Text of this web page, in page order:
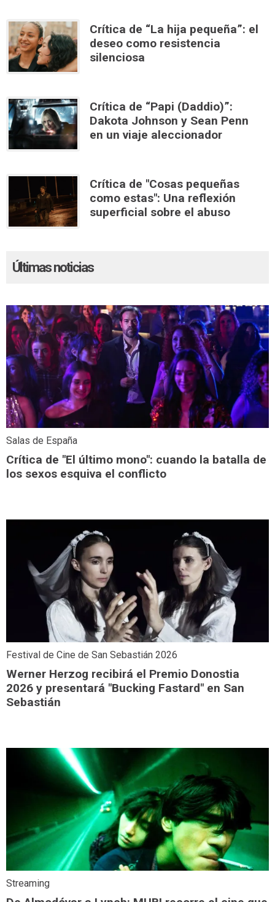
Crítica de “La hija pequeña”: el
deseo como resistencia
silenciosa
Crítica de “Papi (Daddio)”:
Dakota Johnson y Sean Penn
en un viaje aleccionador
Crítica de "Cosas pequeñas
como estas": Una reflexión
superficial sobre el abuso
Últimas noticias
Salas de España
Crítica de "El último mono": cuando la batalla de
los sexos esquiva el conflicto
Festival de Cine de San Sebastián 2026
Werner Herzog recibirá el Premio Donostia
2026 y presentará "Bucking Fastard" en San
Sebastián
Streaming